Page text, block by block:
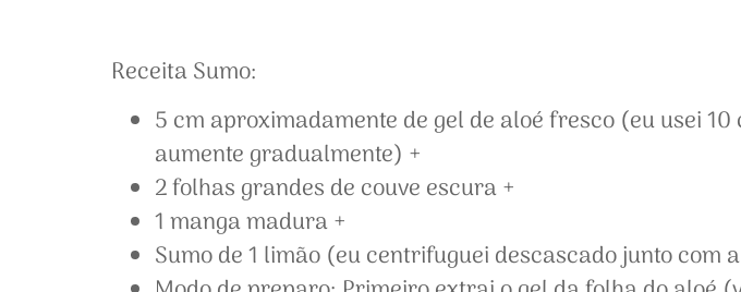
Receita Sumo:
5 cm aproximadamente de gel de aloé fresco (eu usei
aumente gradualmente) +
2 folhas grandes de couve escura +
1 manga madura +
Sumo de 1 limão (eu centrifuguei descascado junto com